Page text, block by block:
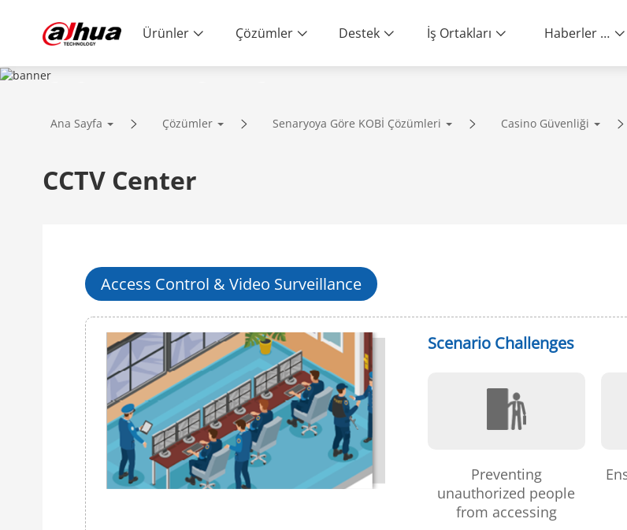
Ürünler Çözümler Destek İş Ortakları Haberler ve Etkinlikler
SOLUTIONS
Ana Sayfa Çözümler Senaryoya Göre KOBİ Çözümleri Casino Güvenliği
CCTV Center
Access Control & Video Surveillance
Scenario Challenges
Preventing
unauthorized people
from accessing